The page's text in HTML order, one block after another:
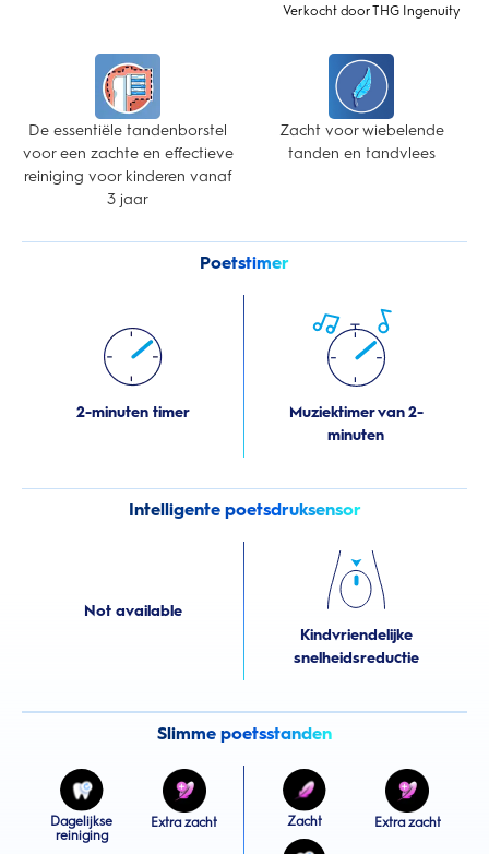
Verkocht door THG Ingenuity
De essentiële tandenborstel
voor een zachte en effectieve
reiniging voor kinderen vanaf
3 jaar
Zacht voor wiebelende
tanden en tandvlees
Poetstimer
2-minuten timer
Muziektimer van 2-
minuten
Intelligente poetsdruksensor
Not available
Kindvriendelijke
snelheidsreductie
Slimme poetsstanden
Dagelijkse
reiniging
Extra zacht Zacht Extra zacht